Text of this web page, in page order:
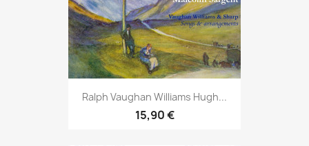
Ralph Vaughan Williams Hugh...
15,90 €